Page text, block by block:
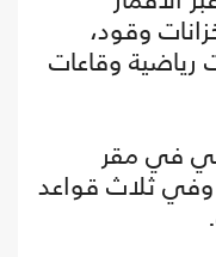
وقود،
وقاعات
في مقر
وفي ثلاث قواعد